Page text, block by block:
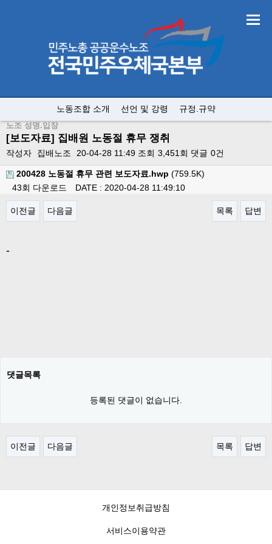
노동조합 소개 선언 및 강령 규정.규약
노조 성명.입장
[보도자료] 집배원 노동절 휴무 쟁취
작성자 집배노조 20-04-28 11:49 조회 3,451회 댓글 0건
200428 노동절 휴무 관련 보도자료.hwp (759.5K)
43회 다운로드
DATE : 2020-04-28 11:49:10
이전글 다음글 목록 답변
-
댓글목록
등록된 댓글이 없습니다.
이전글 다음글 목록 답변
개인정보취급방침
서비스이용약관